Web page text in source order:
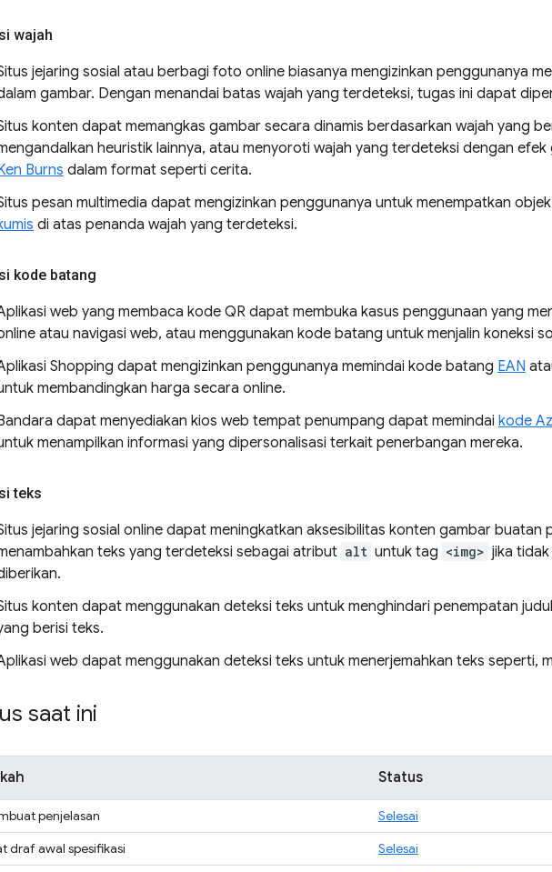
wajah
jejaring sosial atau berbagi foto online biasanya mengizinkan penggunanya
gambar. Dengan menandai batas wajah yang terdeteksi, tugas ini dapat
konten dapat memangkas gambar secara dinamis berdasarkan wajah yang
heuristik lainnya, atau menyoroti wajah yang terdeteksi dengan
Burns dalam format seperti cerita.
pesan multimedia dapat mengizinkan penggunanya untuk menempatkan
di atas penanda wajah yang terdeteksi.
kode batang
web yang membaca kode QR dapat membuka kasus penggunaan yang
atau navigasi web, atau menggunakan kode batang untuk menjalin koneksi
Shopping dapat mengizinkan penggunanya memindai kode batang EAN
membandingkan harga secara online.
dapat menyediakan kios web tempat penumpang dapat memindai kode
menampilkan informasi yang dipersonalisasi terkait penerbangan mereka.
teks
jejaring sosial online dapat meningkatkan aksesibilitas konten gambar buatan
teks yang terdeteksi sebagai atribut alt untuk tag <img> jika
konten dapat menggunakan deteksi teks untuk menghindari penempatan
berisi teks.
web dapat menggunakan deteksi teks untuk menerjemahkan teks seperti,
saat ini
Status
penjelasan
Selesai
draf awal spesifikasi
Selesai